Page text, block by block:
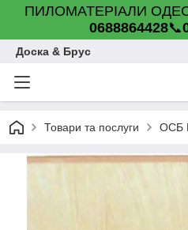
ПИЛОМАТЕРІАЛИ
0688864428📞
Доска & Брус
Товари та послуги ОСБ